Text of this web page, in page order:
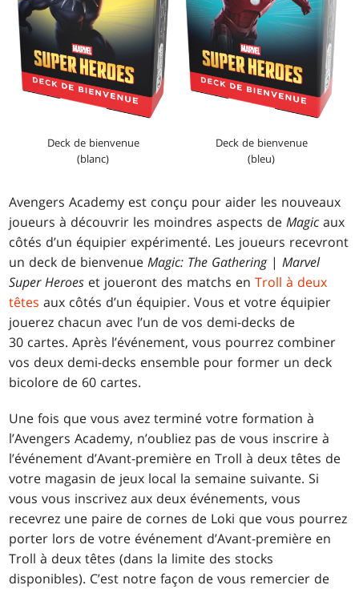
Deck de bienvenue
(blanc)
Deck de bienvenue
(bleu)
Avengers Academy est conçu pour aider les nouveaux
joueurs à découvrir les moindres aspects deMagic aux
côtés d’un équipier expérimenté. Les joueurs recevront
un deck de bienvenueMagic: The Gathering|Marvel
Super Heroes et joueront des matchs enTroll à deux
têtes aux côtés d’un équipier. Vous et votre équipier
jouerez chacun avec l’un de vos demi-decks de
30 cartes. Après l’événement, vous pourrez combiner
vos deux demi-decks ensemble pour former un deck
bicolore de 60 cartes.
Une fois que vous avez terminé votre formation à
l’Avengers Academy, n’oubliez pas de vous inscrire à
l’événement d’Avant-première en Troll à deux têtes de
votre magasin de jeux local la semaine suivante. Si
vous vous inscrivez aux deux événements, vous
recevrez une paire de cornes de Loki que vous pourrez
porter lors de votre événement d’Avant-première en
Troll à deux têtes (dans la limite des stocks
disponibles). C’est notre façon de vous remercier de